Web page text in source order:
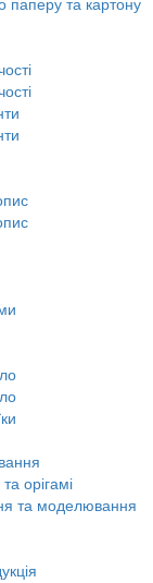
орігамі
та моделювання